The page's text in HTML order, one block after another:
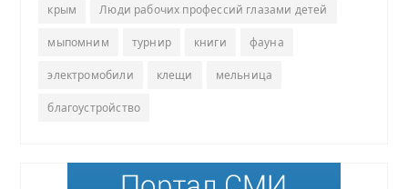
крым Люди рабочих профессий глазами детей
мыпомним турнир книги фауна
электромобили клещи мельница
благоустройство